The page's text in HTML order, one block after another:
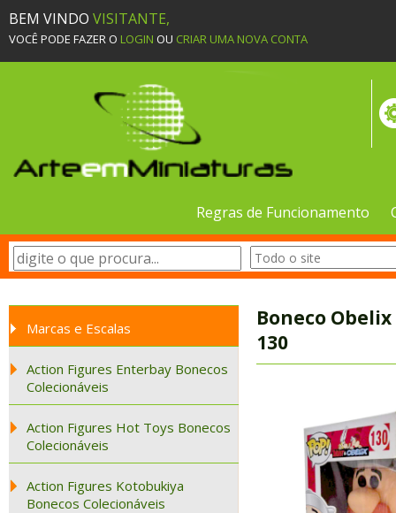
BEM VINDO VISITANTE,
VOCÊ PODE FAZER O LOGIN OU CRIAR UMA NOVA CONTA
Regras de Funcionamento
Marcas e Escalas
Action Figures Enterbay Bonecos
Colecionáveis
Action Figures Hot Toys Bonecos
Colecionáveis
Action Figures Kotobukiya
Bonecos Colecionáveis
Boneco
130